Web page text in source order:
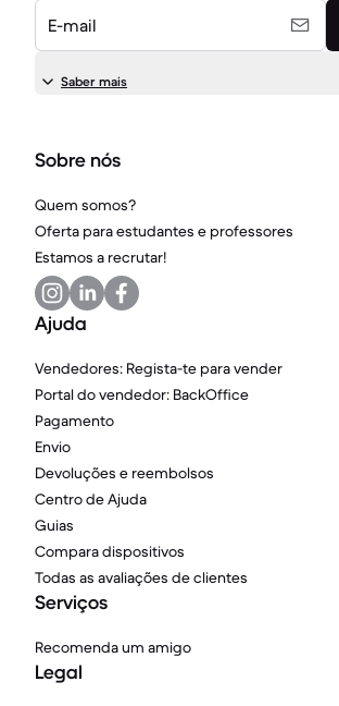
E-mail
Saber mais
Sobre nós
Quem somos?
Oferta para estudantes e professores
Estamos a recrutar!
Ajuda
Vendedores: Regista-te para vender
Portal do vendedor: BackOffice
Pagamento
Envio
Devoluções e reembolsos
Centro de Ajuda
Guias
Compara dispositivos
Todas as avaliações de clientes
Serviços
Recomenda um amigo
Legal